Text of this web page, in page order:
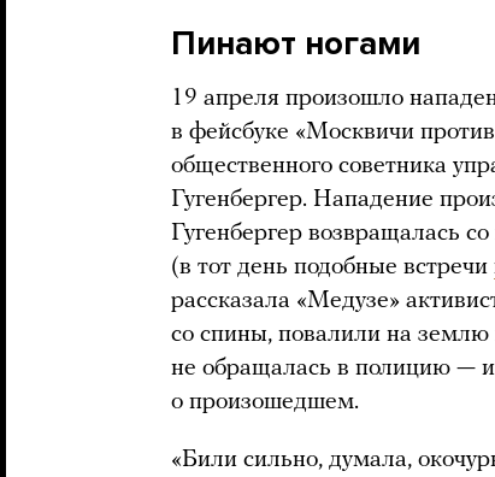
Пинают ногами
19 апреля произошло
в фейсбуке «Москвичи
общественного советника
Гугенбергер. Нападение
Гугенбергер возвращалась
(в тот день подобные встречи
рассказала «Медузе»
со спины, повалили на
не обращалась в полицию — и
о произошедшем.
«Били сильно, думала,